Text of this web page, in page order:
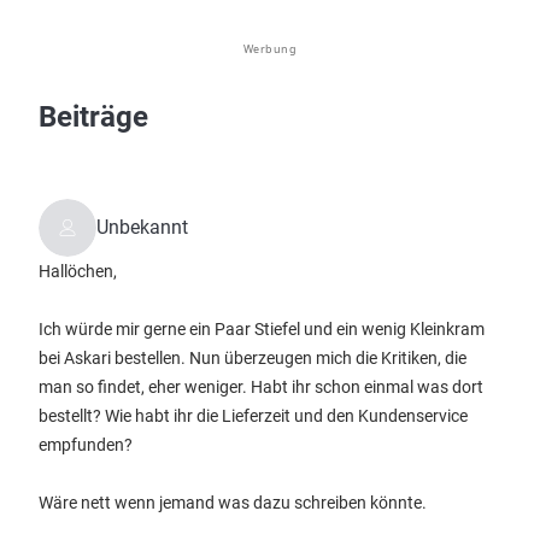
Werbung
Beiträge
Unbekannt
Hallöchen,
Ich würde mir gerne ein Paar Stiefel und ein wenig Kleinkram
bei Askari bestellen. Nun überzeugen mich die Kritiken, die
man so findet, eher weniger. Habt ihr schon einmal was dort
bestellt? Wie habt ihr die Lieferzeit und den Kundenservice
empfunden?
Wäre nett wenn jemand was dazu schreiben könnte.